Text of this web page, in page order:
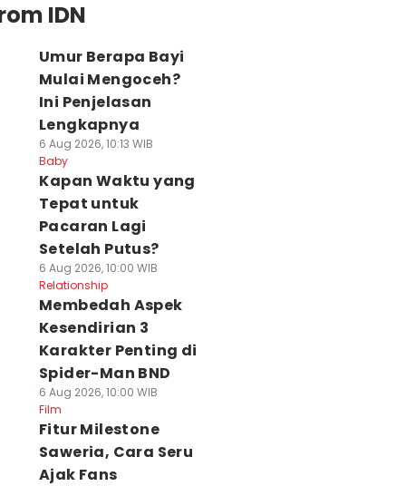
IDN
Umur Berapa Bayi
Mulai Mengoceh?
Ini Penjelasan
Lengkapnya
6 Aug 2026, 10:13 WIB
Baby
⁠Kapan Waktu yang
Tepat untuk
Pacaran Lagi
Setelah Putus?
6 Aug 2026, 10:00 WIB
Relationship
Membedah Aspek
Kesendirian 3
Karakter Penting di
Spider-Man BND
6 Aug 2026, 10:00 WIB
Film
Fitur Milestone
Saweria, Cara Seru
Ajak Fans